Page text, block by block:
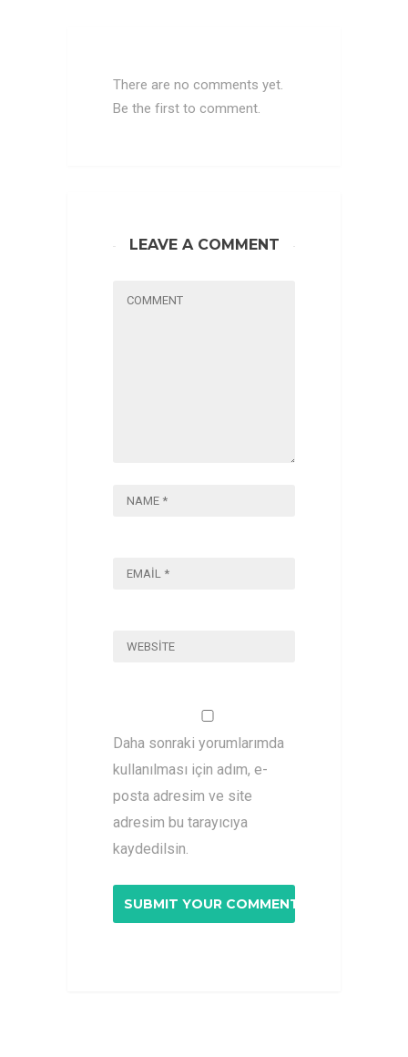
There are no comments yet.
Be the first to comment.
LEAVE A COMMENT
Daha sonraki yorumlarımda
kullanılması için adım, e-
posta adresim ve site
adresim bu tarayıcıya
kaydedilsin.